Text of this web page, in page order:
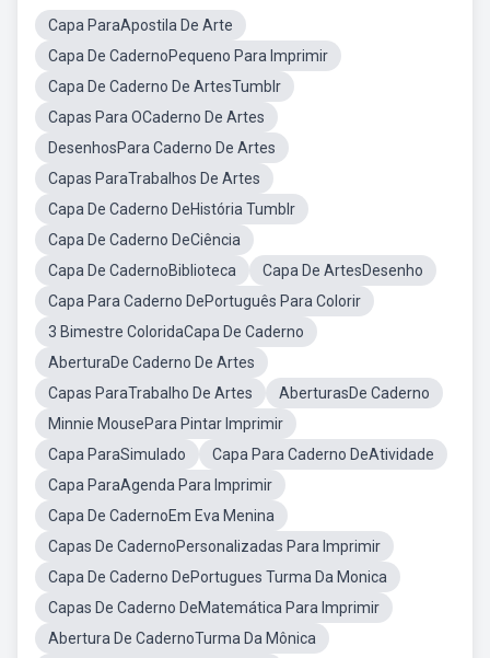
Capa ParaApostila De Arte
Capa De CadernoPequeno Para Imprimir
Capa De Caderno De ArtesTumblr
Capas Para OCaderno De Artes
DesenhosPara Caderno De Artes
Capas ParaTrabalhos De Artes
Capa De Caderno DeHistória Tumblr
Capa De Caderno DeCiência
Capa De CadernoBiblioteca
Capa De ArtesDesenho
Capa Para Caderno DePortuguês Para Colorir
3 Bimestre ColoridaCapa De Caderno
AberturaDe Caderno De Artes
Capas ParaTrabalho De Artes
AberturasDe Caderno
Minnie MousePara Pintar Imprimir
Capa ParaSimulado
Capa Para Caderno DeAtividade
Capa ParaAgenda Para Imprimir
Capa De CadernoEm Eva Menina
Capas De CadernoPersonalizadas Para Imprimir
Capa De Caderno DePortugues Turma Da Monica
Capas De Caderno DeMatemática Para Imprimir
Abertura De CadernoTurma Da Mônica